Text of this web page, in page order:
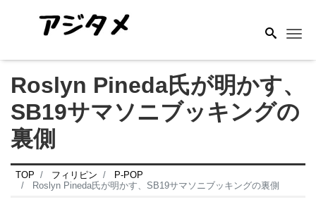
Roslyn Pineda氏が明かす、
SB19サマソニブッキングの
裏側
TOP フィリピン
P-POP
Roslyn Pineda氏が明かす、SB19サマソニブッキングの裏側